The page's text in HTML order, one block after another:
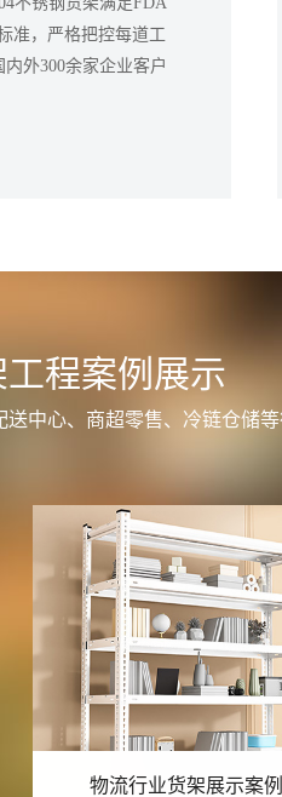
准，严格把控每道工
外300余家企业客户
程案例展示
中心、商超零售、冷链仓储
物流行业货架展示案